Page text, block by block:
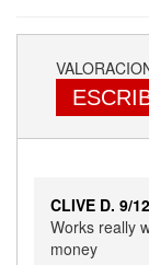
CLIVE D. 9/
Works really
money